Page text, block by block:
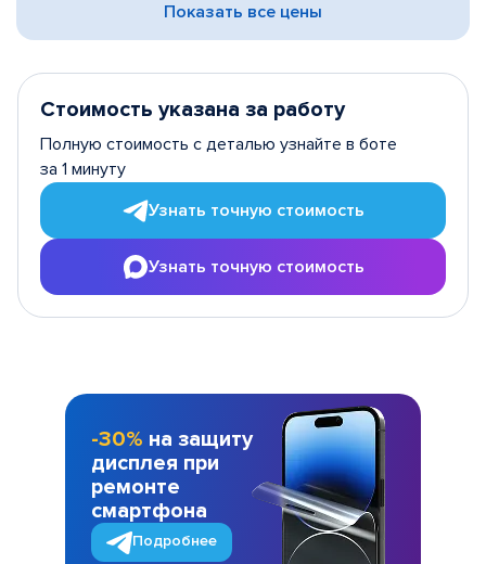
Показать все цены
Стоимость указана за работу
Полную стоимость с деталью узнайте в боте
за 1 минуту
Узнать точную стоимость
Узнать точную стоимость
-30% на защиту
дисплея при
ремонте
смартфона
Подробнее